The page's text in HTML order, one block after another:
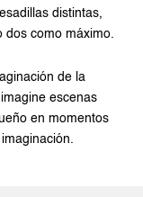
distintas,
dos como máximo.
de la
escenas
en momentos